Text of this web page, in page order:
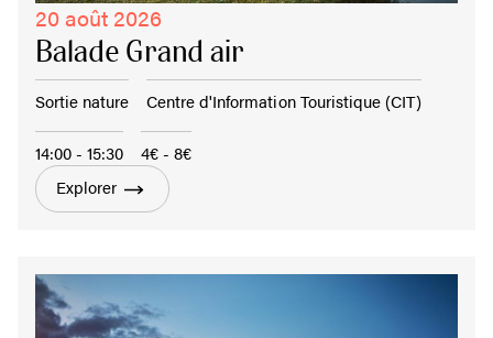
20 août 2026
Balade Grand air
Sortie nature Centre d'Information Touristique (CIT)
14:00 - 15:30
4€ - 8€
Explorer